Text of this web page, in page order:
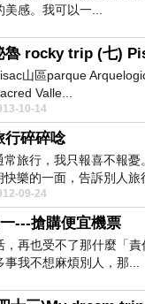
感。我可以一...
魯 rocky trip (七)
山區parque
Valle...
10-14
行碎碎唸
常旅行，我只報喜不報憂
快樂的一面，告訴別人
鎖，通常連...
09-24
---搶購便宜機票
，再也受不了那什麼「
我不想麻煩別人，那...